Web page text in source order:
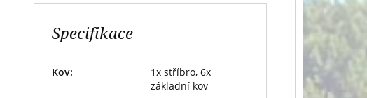
Specifikace
Kov:
1x stříbro, 6x
základní kov